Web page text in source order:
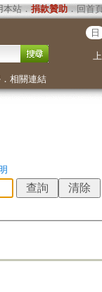
本站． 捐款贊助．回首
日
． 相關連結